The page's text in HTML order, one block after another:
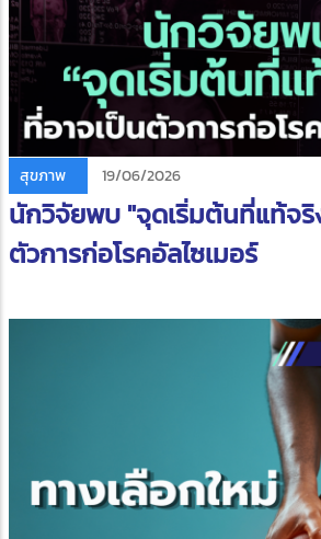
สุขภาพ 19/06/2026
นักวิจัยพบ "จุดเริ่มต้นที่แท้จริ
ตัวการก่อโรคอัลไซเมอร์